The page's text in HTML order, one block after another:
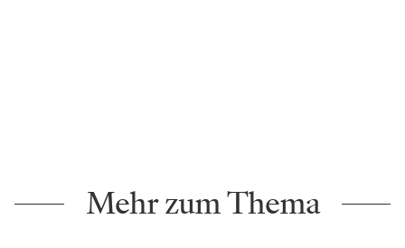
Mehr zum Thema